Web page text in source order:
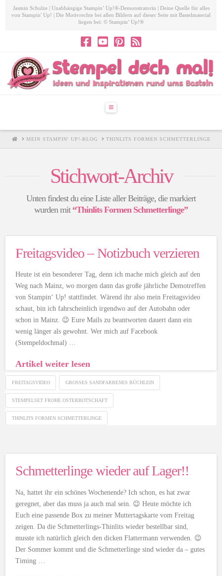
Jasmin Schulze | Unabhängige Stampin’ Up!®-Demonstratorin | Deine Quelle für alles
von Stampin' Up! | Die Motivrechte bei allen Bildern auf dieser Seite mit Bastelmaterial
liegen bei: © Stampin’ Up!®
Navigation
HOMEMEIN STAMPIN' UP!-BLOG THINLITS FORMEN SCHMETTERLINGE
Stichwort-Archiv
Unten findest du eine Liste aller Beiträge, die markiert
wurden mit “Thinlits Formen Schmetterlinge”
Freitagsvideo – Notizbuch verzieren
Heute ist ein besonderer Tag, denn ich mache mich gleich auf den
Weg nach Mainz, wo morgen dann das große jährliche Demotreffen
von Stampin‘ Up! stattfindet. Wärend ihr also mein Freitagsvideo
schaut, bin ich fahrscheinlich irgendwo auf der Autobahn oder
schon in Mainz. 😉 Eure Mails zu beantworten dauert dann ein
wenig länger als gewohnt. Wer mich auf Facebook
(Stempeldochmal) …
Artikel weiter lesen
FREITAGSVIDEO GROSSES SANDFARBENES BÜCHLEIN
STEMPELSET FROHE OSTERBOTSCHAFT
THINLITS FORMEN SCHMETTERLINGE
Schmetterlinge wieder auf Lager!!
Na, hattet ihr ein schönes Wochenende? Ich schon, es hat zwar
geregnet, aber das muss ja auch mal sein. 😉 Heute möchte ich
Euch eine passende Box zu meiner Muttertagskarte vom Freitag
zeigen. Da die Schmetterlings-Thinlits wieder bestellbar sind,
musste ich natürlich gleich den dicken Flattermann verwenden. 😉
Der Sommer kommt und die Schmetterlinge sind wieder da – gutes
Timing …